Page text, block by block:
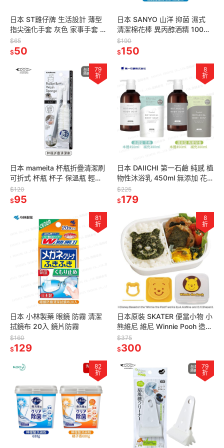
日本 ST雞仔牌 生活設計 薄型
指尖強化手套 灰色 家事手套 打
掃 清潔 洗碗手套
$65
$50
日本 SANYO 山洋 抑菌 濕式
清潔棉花棒 異丙醇酒精 100支
入 居家清潔 可擦拭鍵盤、遙控
器等縫隙處
$190
$150
79
折
日本 mameita 杯瓶折疊清潔刷
可折式 杯瓶 杯子 保溫瓶 輕巧
好收納 易起泡 兩色可選
$120
$95
8
折
日本 DAIICHI 第一石鹼 純感 植
物性沐浴乳 450ml 無添加 花香
多款任選
$225
$179
81
折
日本 小林製藥 眼鏡 防霧 清潔
拭鏡布 20入 鏡片防霧
$160
$129
8
折
日本原裝 SKATER 便當小物 小
熊維尼 維尼 Winnie Pooh 造型
壓模 海苔模 飯糰模 附收納盒
$375
$300
82
折
79
折